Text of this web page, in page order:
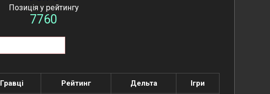
Позиція у рейтингу
7760
Гравці Рейтинг Дельта Ігри